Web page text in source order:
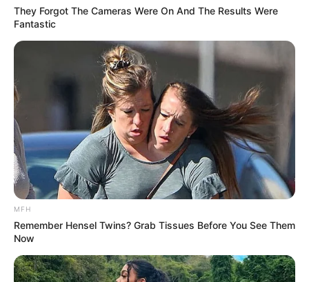
They Forgot The Cameras Were On And The Results Were
Fantastic
MFH
Remember Hensel Twins? Grab Tissues Before You See Them
Now